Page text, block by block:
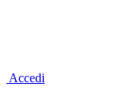
Accedi